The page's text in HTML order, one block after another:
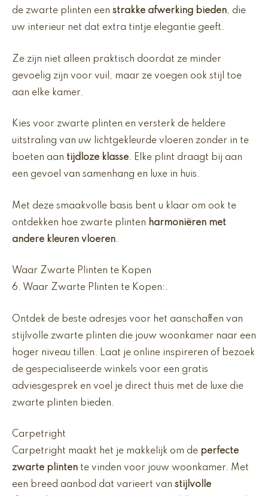
de zwarte plinten een strakke afwerking bieden, die
uw interieur net dat extra tintje elegantie geeft.
Ze zijn niet alleen praktisch doordat ze minder
gevoelig zijn voor vuil, maar ze voegen ook stijl toe
aan elke kamer.
Kies voor zwarte plinten en versterk de heldere
uitstraling van uw lichtgekleurde vloeren zonder in te
boeten aan tijdloze klasse. Elke plint draagt bij aan
een gevoel van samenhang en luxe in huis.
Met deze smaakvolle basis bent u klaar om ook te
ontdekken hoe zwarte plinten harmoniëren met
andere kleuren vloeren.
Waar Zwarte Plinten te Kopen
6. Waar Zwarte Plinten te Kopen:.
Ontdek de beste adresjes voor het aanschaffen van
stijlvolle zwarte plinten die jouw woonkamer naar een
hoger niveau tillen. Laat je online inspireren of bezoek
de gespecialiseerde winkels voor een gratis
adviesgesprek en voel je direct thuis met de luxe die
zwarte plinten bieden.
Carpetright
Carpetright maakt het je makkelijk om de perfecte
zwarte plinten te vinden voor jouw woonkamer. Met
een breed aanbod dat varieert van stijlvolle